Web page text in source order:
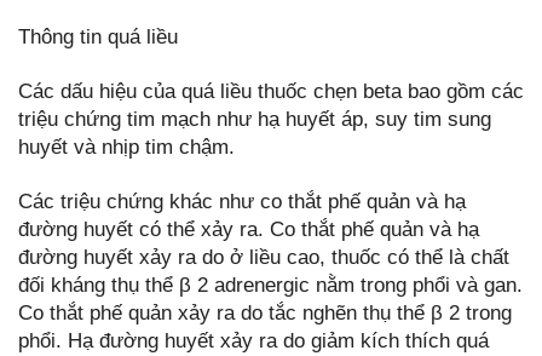
Thông tin quá liều
Các dấu hiệu của quá liều thuốc chẹn beta bao gồm các
triệu chứng tim mạch như hạ huyết áp, suy tim sung
huyết và nhịp tim chậm.
Các triệu chứng khác như co thắt phế quản và hạ
đường huyết có thể xảy ra. Co thắt phế quản và hạ
đường huyết xảy ra do ở liều cao, thuốc có thể là chất
đối kháng thụ thể β 2 adrenergic nằm trong phổi và gan.
Co thắt phế quản xảy ra do tắc nghẽn thụ thể β 2 trong
phổi. Hạ đường huyết xảy ra do giảm kích thích quá